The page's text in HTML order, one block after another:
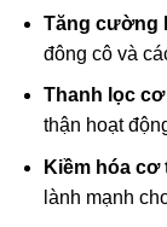
Tăng cường
đông cô và
Thanh lọc
thận hoạt
Kiềm hóa cơ
lành mạnh